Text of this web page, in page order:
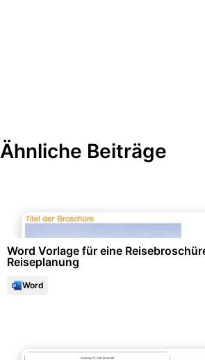
Ähnliche Beiträge
Word Vorlage für eine
Reiseplanung
Word